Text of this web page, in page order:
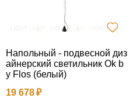
Напольный - подвесной диз
айнерский светильник Ok b
y Flos (белый)
19 678